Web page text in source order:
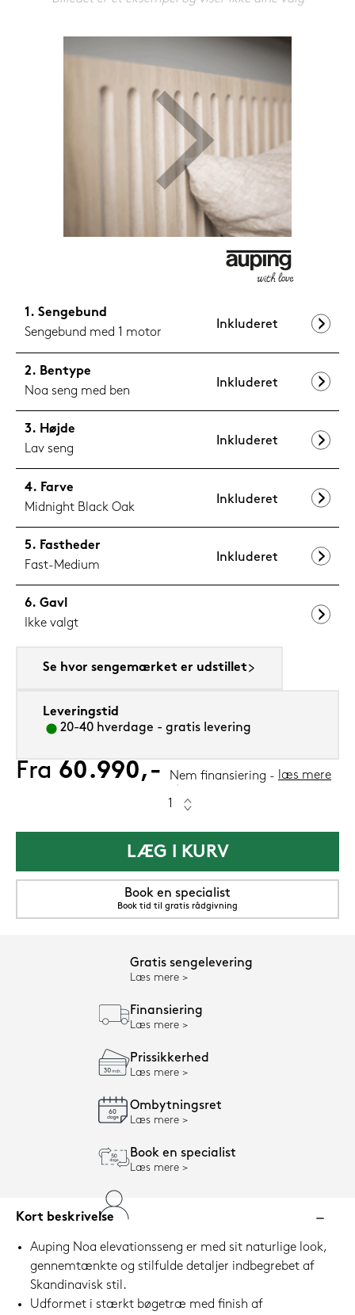
Sengebund
Sengebund med 1 motor
Inkluderet
Bentype
Noa seng med ben
Inkluderet
Højde
Lav seng
Inkluderet
Farve
Midnight Black Oak
Inkluderet
Fastheder
Fast-Medium
Inkluderet
Gavl
Ikke valgt
Se hvor sengemærket er udstillet
Leveringstid
20-40 hverdage - gratis levering
Fra 60.990,- Nem finansiering læs mere
LÆG I KURV
Book en specialist
Book tid til gratis rådgivning
Gratis sengelevering
Læs mere
Finansiering
Læs mere
Prissikkerhed
Læs mere
Ombytningsret
Læs mere
Book en specialist
Læs mere
Kort beskrivelse
Auping Noa elevationsseng er med sit naturlige look,
gennemtænkte og stilfulde detaljer indbegrebet af
Skandinavisk stil.
Udformet i stærkt bøgetræ med finish af